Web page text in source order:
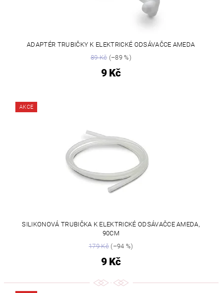
ADAPTÉR TRUBIČKY K ELEKTRICKÉ ODSÁVAČCE AMEDA
89 Kč(–89 %)
9 Kč
AKCE
SILIKONOVÁ TRUBIČKA K ELEKTRICKÉ ODSÁVAČCE AMEDA,
90CM
179 Kč(–94 %)
9 Kč